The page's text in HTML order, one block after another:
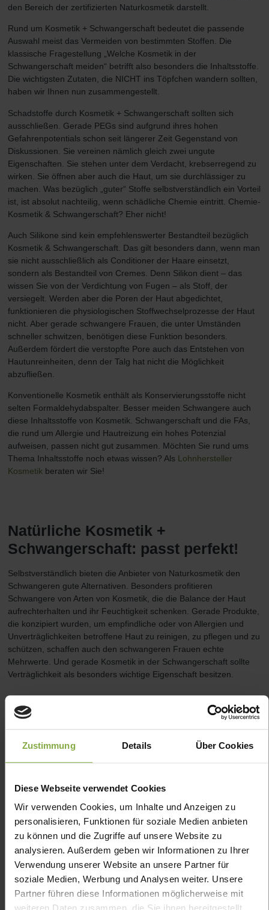
Zustimmung Details Über Cookies
Diese Webseite verwendet Cookies
Wir verwenden Cookies, um Inhalte und Anzeigen zu
personalisieren, Funktionen für soziale Medien anbieten
zu können und die Zugriffe auf unsere Website zu
analysieren. Außerdem geben wir Informationen zu Ihrer
Verwendung unserer Website an unsere Partner für
soziale Medien, Werbung und Analysen weiter. Unsere
Partner führen diese Informationen möglicherweise mit
den Bereich der zertifizierten Naturkosmetik darstellt.
Rund um Kosmetik + Schwangerschaft bedeutet die passende
Auswahl meist das Vermeiden von bestimmten Stoffen. Die
klassische Fragestellung „Welche Kosmetik in der
Schwangerschaft meiden“ betrifft also besonders die Inhaltsstoffe.
Die wichtigsten Zutaten, die NICHT ins Töpfchen wandern sollten,
haben wir Ihnen nun zusammengestellt.
Schadstoffe durch Kosmetik + Schwangerschaft sollten sich
ausschließen. Gerade PEGs sind aufgrund ihres hohen
Gefahrenpotentials schon seit längerer Zeit Gegenstand von
Diskussionen. Sie vereinen nämlich gleich zwei ungute
Eigenschaften. Sie stehen unter dem Verdacht, krebserregend zu
wirken. Sie öffnen aber auch die Haut, um sie durchlässiger zu
machen. Was bezüglich „guter“ Stoffe selbstverständlich ein Vorteil
ist, ist absolut nachteilig, wenn schädliche Chemie eintritt. Chemie-
Kosmetik & Schwangerschaft? Eher nicht!
Auch Silikone sind kein empfehlenswerter Bestandteil bezüglich
Kosmetik & Schwangerschaft. Das gilt besonders dann, wenn man
sie nicht ausschließlich als Conditioner der Haare einsetzt,
sondern als Bestandteil von Cremes. Denn Silikon dient – das
wissen Sie von der Verdichtung von Fugen – als Stoff, der
versiegelt. Werden aber die Poren der Haut abgedichtet,
funktionieren die physiologischen Stoffwechselprozesse der Haut
nicht. Aber gerade schwangere Frauen, die unter Umständen
schneller schwitzen, benötigen diese Funktion besonders.
Außerdem fördert die verstopfte Pore auch das Entstehen von
Hautunreinheiten, denn der Talg hat nicht die Möglichkeit
abzufließen.
Konventionelle Kosmetik enthält als Konservierungsstoffe nicht
selten Formaldehydabspalter. Besser meiden Schwangere auch
diese Inhaltsstoffe von Kosmetik. Schwangerschaft und die FAs,
die rund um Allergie und Hautreizung ein hohes Potenzial
aufweisen, passen nicht gut zusammen. Möchten Sie rund ums
Thema Inhaltsstoffe noch etwas wissen? Als Lohnhersteller
Kosmetik beraten wir Sie!
Natürliche Kosmetik +
Schwangerschaft: passt perfekt!
Selbstverständlich bieten die Anbieter von Naturkosmetik den
Schwangeren gute Alternativen. Besonders profitieren
Schwangere von Arten von Kosmetik, die die Balance der Haut
aufrechterhalten und ihr Feuchtigkeit schenken. Gerade Produkte,
die konzipiert wurden, um empfindliche oder von Allergien und
Unverträglichkeiten betroffene Haut zu reinigen, zu pflegen und zu
schützen, schaffen auch den schwangeren Frauen echte
Mehrwerte. Und gerade Kosmetik in der Schwangerschaft sollte
Verträglichkeit als besonders wichtige Eigenschaft besitzen.
Kosmetik + Schwangerschaft –
gute Wirkstoffe entdecken
Pickel & Co. durch den Hormoncocktail der Schwangerschaft
rascher nachfettet – und genau das möchte man ja verhindern.
Gerade die aggressiven Tenside sind es, die vermieden werden
sollten. Beispiele dafür sind Sulfate – besonders Sodium Laureth
Sulfate. Kosmetik & Schwangerschaft – das passt gut, wenn die
Produkte mild sind.
Pflege ist ein wichtiger Bestandteil der Kosmetik. Schwangerschaft
verändert den Bedarf. Besonders Feuchtigkeit ist ein bedeutender